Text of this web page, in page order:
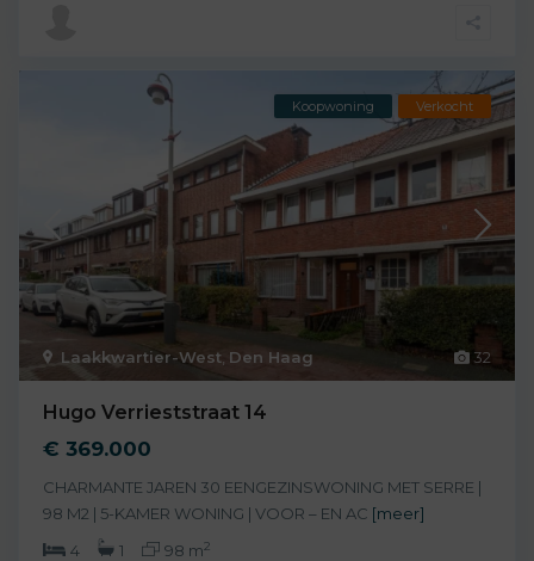
32
Laakkwartier-West Den Haag
Koopwoning Verkocht
Hugo Verrieststraat 14
€ 369.000
CHARMANTE JAREN 30 EENGEZINSWONING MET SERRE |
98 M2 | 5-KAMER WONING | VOOR – EN AC [meer]
4
1 98 m2